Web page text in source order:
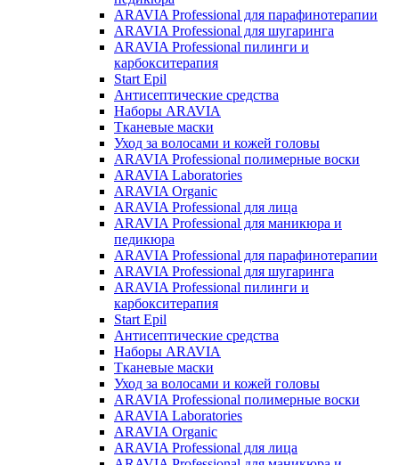
ARAVIA Professional для парафинотерапии
ARAVIA Professional для шугаринга
ARAVIA Professional пилинги и
карбокситерапия
Start Epil
Антисептические средства
Наборы ARAVIA
Тканевые маски
Уход за волосами и кожей головы
ARAVIA Professional полимерные воски
ARAVIA Laboratories
ARAVIA Organic
ARAVIA Professional для лица
ARAVIA Professional для маникюра и
педикюра
ARAVIA Professional для парафинотерапии
ARAVIA Professional для шугаринга
ARAVIA Professional пилинги и
карбокситерапия
Start Epil
Антисептические средства
Наборы ARAVIA
Тканевые маски
Уход за волосами и кожей головы
ARAVIA Professional полимерные воски
ARAVIA Laboratories
ARAVIA Organic
ARAVIA Professional для лица